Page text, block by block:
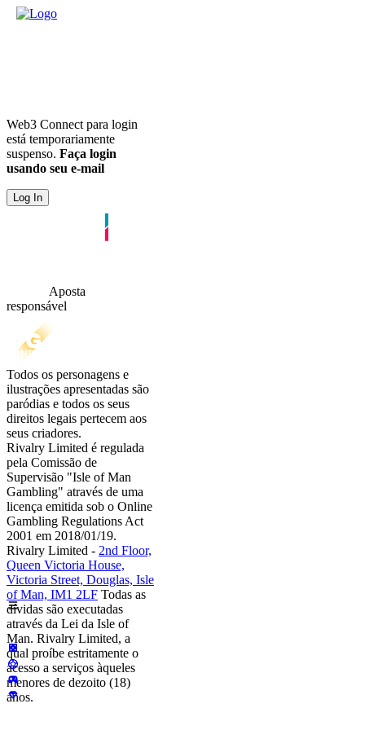
Web3 Connect para login
está temporariamente
suspenso. Faça login
usando seu e-mail
Log In
Aposta
responsável
Todos os personagens e
ilustrações apresentadas são
paródias e todos os seus
direitos legais pertecem aos
seus criadores.
Rivalry Limited é regulada
pela Comissão de
Supervisão "Isle of Man
Gambling" através de uma
licença emitida sob o Online
Gambling Regulations Act
2001 em 2018/01/19.
Rivalry Limited - 2nd Floor,
Queen Victoria House,
Victoria Street, Douglas, Isle
of Man, IM1 2LF Todas as
dívidas são executadas
através da Lei da Isle of
Man. Rivalry Limited, a
qual proíbe estritamente o
acesso a serviços àqueles
menores de dezoito (18)
anos.